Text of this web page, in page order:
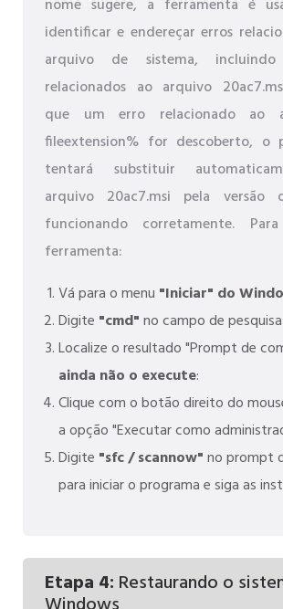
nome sugere, a ferramenta é
identificar e endereçar erros
arquivo de sistema, incluindo
relacionados ao arquivo
que um erro relacionado ao
fileextension% for descoberto, o
tentará substituir
arquivo 20ac7.msi pela versão
funcionando corretamente.
ferramenta:
Vá para o menu "Iniciar" do
Digite "cmd"no campo de pesquisa
Localize o resultado "Prompt de
ainda não o execute:
Clique com o botão direito do
a opção "Executar como
Digite "sfc / scannow"no prompt
para iniciar o programa e siga as
Etapa 4: Restaurando o